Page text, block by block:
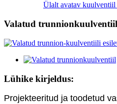
Ülalt avatav
Valatud trunnionkuulventiil
Lühike kirjeldus:
Projekteeritud ja toodetud